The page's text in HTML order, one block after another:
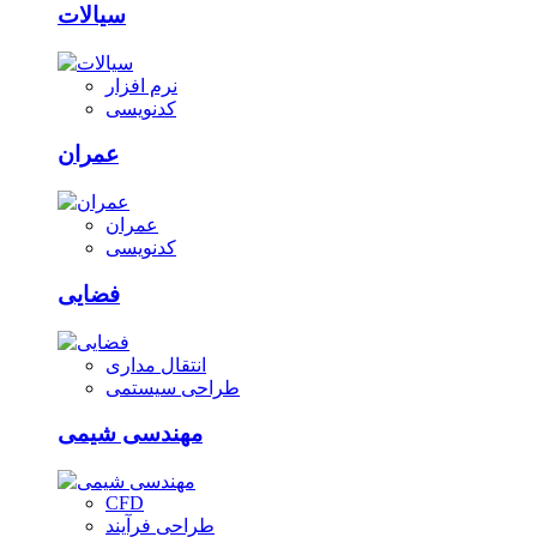
سیالات
نرم افزار
کدنویسی
عمران
عمران
کدنویسی
فضایی
انتقال مداری
طراحی سیستمی
مهندسی شیمی
CFD
طراحی فرآیند